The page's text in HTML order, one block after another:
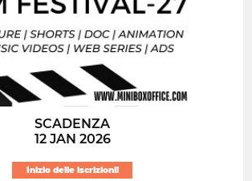
SCADENZA
12 JAN 2026
Inizio delle iscrizioni!